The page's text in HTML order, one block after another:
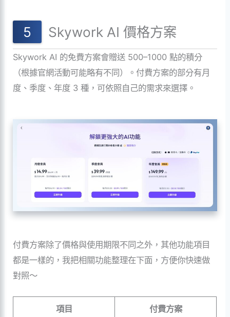
Skywork AI 價格方案
Skywork AI 的免費方案會贈送 500–1000 點的積分
（根據官網活動可能略有不同）。付費方案的部分有月
度、季度、年度 3 種，可依照自己的需求來選擇。
付費方案除了價格與使用期限不同之外，其他功能項目
都是一樣的，我把相關功能整理在下面，方便你快速做
對照～
項目 付費方案